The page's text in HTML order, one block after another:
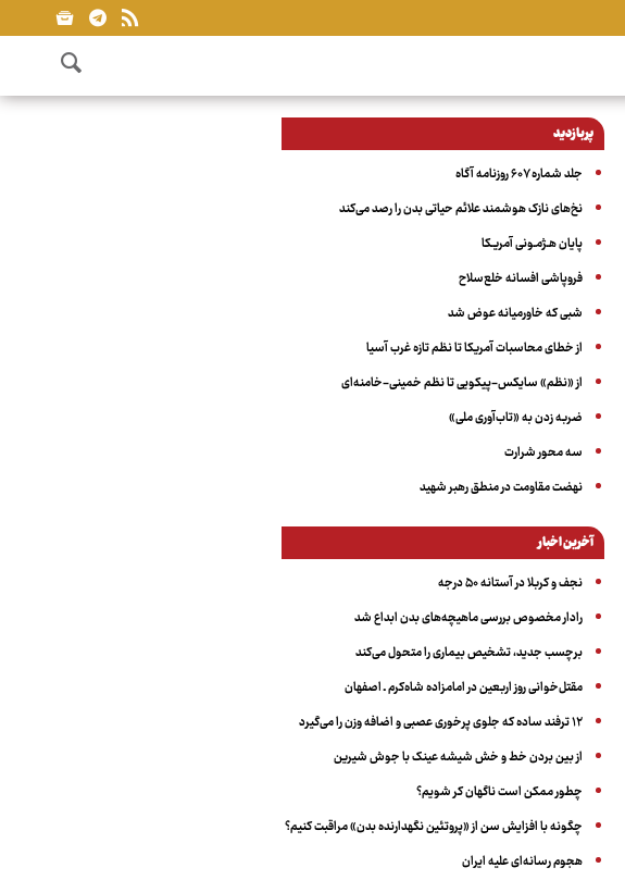
پربازدید
جلد شماره ۶۰۷ روزنامه آگاه
نخ‌های نازک هوشمند علائم حیاتی بدن را رصد می‌کند
پایان هـژمـونی آمریـکا
فروپاشی افسانه خلع‌سلاح
شبی که خاورمیانه عوض شد
از خطای محاسبات آمریکا تا نظم تازه غرب آسیا
از «نظم» سایکس-پیکویی تا نظم خمینی-خامنه‌ای
ضربه زدن به «تاب‌آوری ملی»
سه‌ محور شرارت
نهضت مقاومت در منطق رهبر شهید
آخرین اخبار
نجف و کربلا در آستانه ۵۰ درجه
رادار مخصوص بررسی ماهیچه‌های بدن ابداع شد
برچسب جدید، تشخیص بیماری را متحول می‌کند
مقتل‌خوانی روز اربعین در امامزاده شاه‌کرم ـ اصفهان
۱۲ ترفند ساده که جلوی پرخوری عصبی و اضافه ‌وزن را می‌گیرد
از بین بردن خط و خش شیشه عینک با جوش شیرین
چطور ممکن است ناگهان کر شویم؟
چگونه با افزایش سن از «پروتئین نگهدارنده بدن» مراقبت کنیم؟
هجوم رسانه‌ای علیه ایران